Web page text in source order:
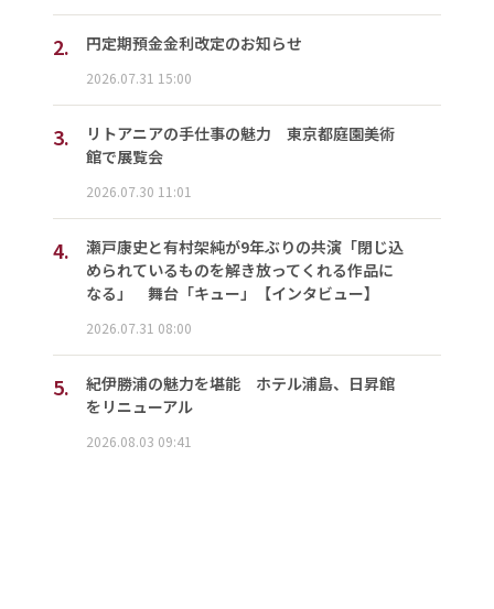
2. 円定期預金金利改定のお知らせ
2026.07.31 15:00
3.
リトアニアの手仕事の魅力 東京都庭園美術
館で展覧会
2026.07.30 11:01
4.
瀬戸康史と有村架純が9年ぶりの共演「閉じ込
められているものを解き放ってくれる作品に
なる」 舞台「キュー」【インタビュー】
2026.07.31 08:00
5.
紀伊勝浦の魅力を堪能 ホテル浦島、日昇館
をリニューアル
2026.08.03 09:41